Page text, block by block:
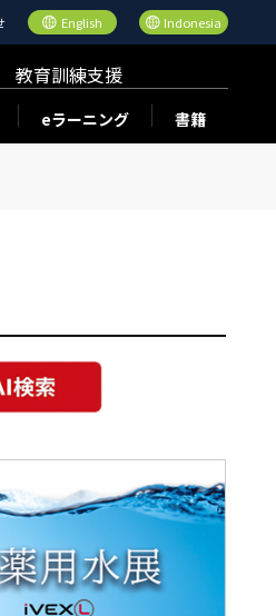
English Indonesia
教育訓練支援
eラーニング 書籍